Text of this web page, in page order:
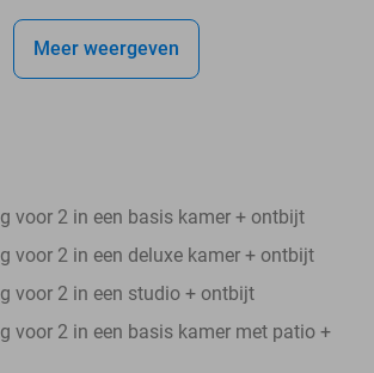
Meer weergeven
voor 2 in een basis kamer + ontbijt
voor 2 in een deluxe kamer + ontbijt
voor 2 in een studio + ontbijt
voor 2 in een basis kamer met patio +